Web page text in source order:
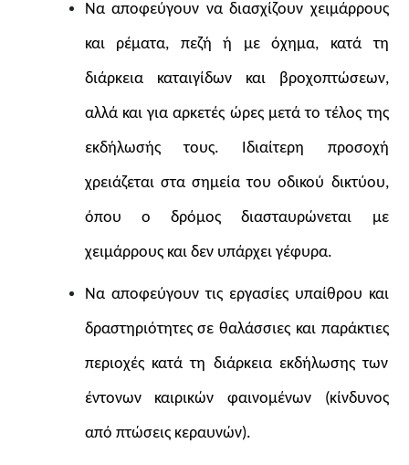
Να αποφεύγουν να διασχίζουν χειμάρρους
και ρέματα, πεζή ή με όχημα, κατά τη
διάρκεια καταιγίδων και βροχοπτώσεων,
αλλά και για αρκετές ώρες μετά το τέλος της
εκδήλωσής τους. Ιδιαίτερη προσοχή
χρειάζεται στα σημεία του οδικού δικτύου,
όπου ο δρόμος διασταυρώνεται με
χειμάρρους και δεν υπάρχει γέφυρα.
Να αποφεύγουν τις εργασίες υπαίθρου και
δραστηριότητες σε θαλάσσιες και παράκτιες
περιοχές κατά τη διάρκεια εκδήλωσης των
έντονων καιρικών φαινομένων (κίνδυνος
από πτώσεις κεραυνών).